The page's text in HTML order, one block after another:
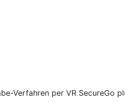
Verfahren per VR SecureGo